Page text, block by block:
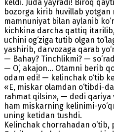
keldi. Juda yayradi! Biroq
bozorga kirib huvillab
mamnuniyat bilan aylanib
kichkina darcha qattiq
uchini og‘ziga tutib olgan
yashirib, darvozaga qarab
— Bahay? Tinchlikmi? —
— O’, akajon... Otamni berib
odam edi! — kelinchak o‘tib
«E, miskar olamdan o‘tibdi-
rahmat qilsin», — dedi
ham miskarning kelinimi-
uning ketidan tushdi.
Kelinchak chorrahadan o‘tib,